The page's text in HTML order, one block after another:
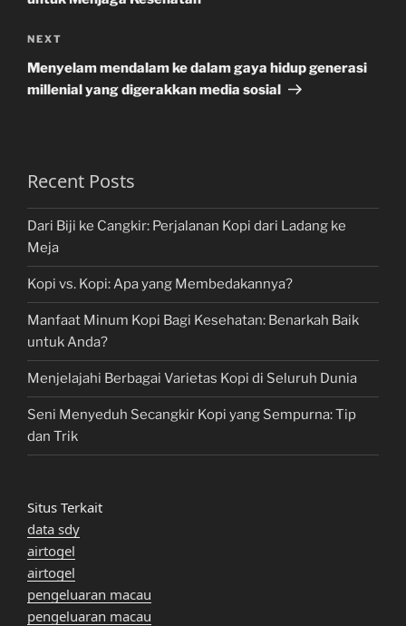
Next
Post
NEXT
Menyelam mendalam ke dalam gaya hidup generasi
millenial yang digerakkan media sosial
Recent Posts
Dari Biji ke Cangkir: Perjalanan Kopi dari Ladang ke
Meja
Kopi vs. Kopi: Apa yang Membedakannya?
Manfaat Minum Kopi Bagi Kesehatan: Benarkah Baik
untuk Anda?
Menjelajahi Berbagai Varietas Kopi di Seluruh Dunia
Seni Menyeduh Secangkir Kopi yang Sempurna: Tip
dan Trik
Situs Terkait
data sdy
airtogel
airtogel
pengeluaran macau
pengeluaran macau